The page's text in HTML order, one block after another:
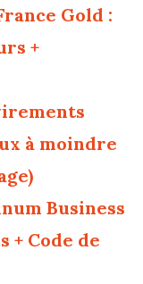
Gold :
+
à moindre
Business
+ Code de